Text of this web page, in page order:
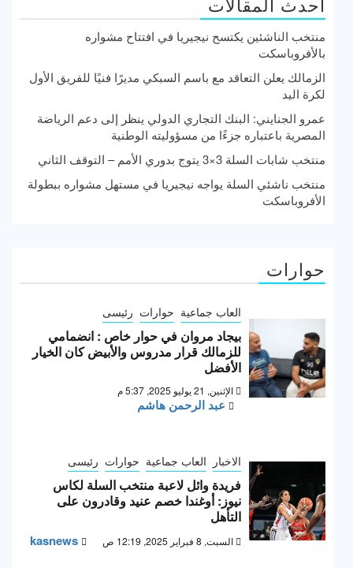
منتخب الناشئين يكتسح نيجيريا في افتتاح مشواره
بالأفروباسكت
الزمالك يعلن التعاقد مع باسم السبكي مديرًا فنيًا للفريق الأول
لكرة اليد
عمرو الجنايني: البنك التجاري الدولي ينظر إلى دعم الرياضة
المصرية باعتباره جزءًا من مسؤوليته الوطنية
منتخب شابات السلة 3×3 يتوج بدوري الأمم – التوقف الثاني
منتخب ناشئي السلة يواجه نيجيريا في مستهل مشواره ببطولة
الأفروباسكت
حوارات
العاب جماعية حوارات رئيسى
بيجاد مروان في حوار خاص : انضمامي
للزمالك قرار مدروس والأبيض كان الخيار
الأفضل
الإثنين, 21 يوليو 2025, 5:37 م
عبد الرحمن هاشم
الاخبار العاب جماعية حوارات رئيسى
فريدة وائل لاعبة منتخب السلة لكاس
نيوز: أوغندا خصم عنيد وقادرون على
التأهل
السبت, 8 فبراير 2025, 12:19 ص kasnews